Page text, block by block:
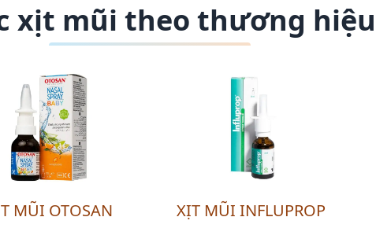
xịt mũi theo thương hiệu
MŨI OTOSAN XỊT MŨI INFLUPROP